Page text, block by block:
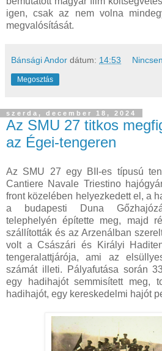
igen, csak az nem volna
megvalósítását.
Bánsági Andor dátum: 14:53
Megosztás
szerda, december 18, 2024
Az SMU 27 titkos
az Égei-tengeren
Az SMU 27 egy BII-es típusú
Cantiere Navale Triestino
front közelében helyezkedett el, a
a budapesti Duna
telephelyén építette meg, majd
szállították és az Arzenálban
volt a Császári és Királyi
tengeralattjárója, ami az
számát illeti. Pályafutása során
egy hadihajót semmisített meg,
hadihajót, egy kereskedelmi hajót